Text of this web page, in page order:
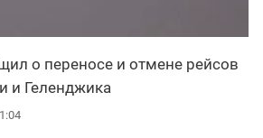
о переносе и отмене рейсов
и Геленджика